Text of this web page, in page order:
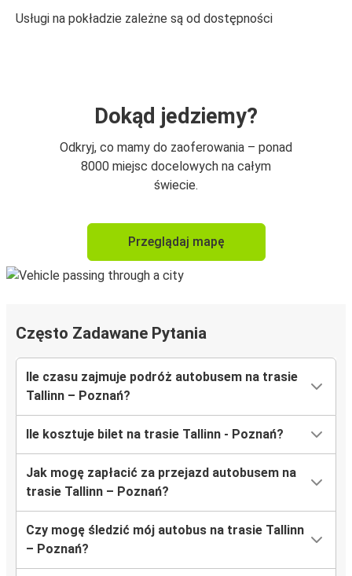
Usługi na pokładzie zależne są od dostępności
Dokąd jedziemy?
Odkryj, co mamy do zaoferowania – ponad
8000 miejsc docelowych na całym
świecie.
Przeglądaj mapę
Często Zadawane Pytania
Ile czasu zajmuje podróż autobusem na trasie
Tallinn – Poznań?
Ile kosztuje bilet na trasie Tallinn - Poznań?
Jak mogę zapłacić za przejazd autobusem na
trasie Tallinn – Poznań?
Czy mogę śledzić mój autobus na trasie Tallinn
– Poznań?